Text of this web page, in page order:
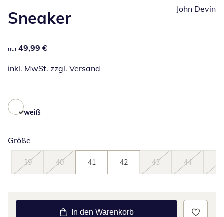
Sneaker
49,99 €
nur 49,99 €
inkl. MwSt. zzgl. Versand
John Devin
weiß
Größe
39 40 41 42 43 44
In den Warenkorb